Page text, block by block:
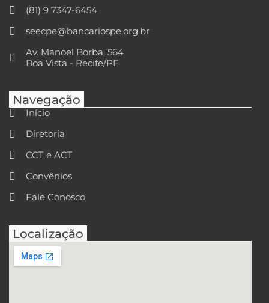
(81) 9 7347-6454
seecpe@bancariospe.org.br
Av. Manoel Borba, 564
Boa Vista - Recife/PE
Navegação
Início
Diretoria
CCT e ACT
Convênios
Fale Conosco
Localização